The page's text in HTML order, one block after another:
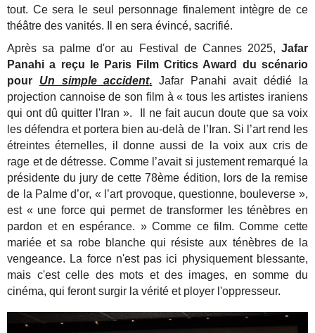
tout. Ce sera le seul personnage finalement intègre de ce
théâtre des vanités. Il en sera évincé, sacrifié.
Après sa palme d'or au Festival de Cannes 2025, Jafar
Panahi a reçu le Paris Film Critics Award du scénario
pour Un simple accident. Jafar Panahi avait dédié la
projection cannoise de son film à « tous les artistes iraniens
qui ont dû quitter l'Iran ». Il ne fait aucun doute que sa voix
les défendra et portera bien au-delà de l’Iran. Si l’art rend les
étreintes éternelles, il donne aussi de la voix aux cris de
rage et de détresse. Comme l’avait si justement remarqué la
présidente du jury de cette 78ème édition, lors de la remise
de la Palme d’or, « l’art provoque, questionne, bouleverse »,
est « une force qui permet de transformer les ténèbres en
pardon et en espérance. » Comme ce film. Comme cette
mariée et sa robe blanche qui résiste aux ténèbres de la
vengeance. La force n'est pas ici physiquement blessante,
mais c'est celle des mots et des images, en somme du
cinéma, qui feront surgir la vérité et ployer l'oppresseur.